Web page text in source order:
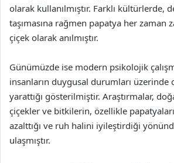
olarak kullanılmıştır. Farklı kültürlerde,
taşımasına rağmen papatya her zaman
çiçek olarak anılmıştır.
Günümüzde ise modern psikolojik
insanların duygusal durumları
yarattığı gösterilmiştir. Araştırmalar,
çiçekler ve bitkilerin, özellikle
azalttığı ve ruh halini iyileştirdiği
ulaşmıştır.